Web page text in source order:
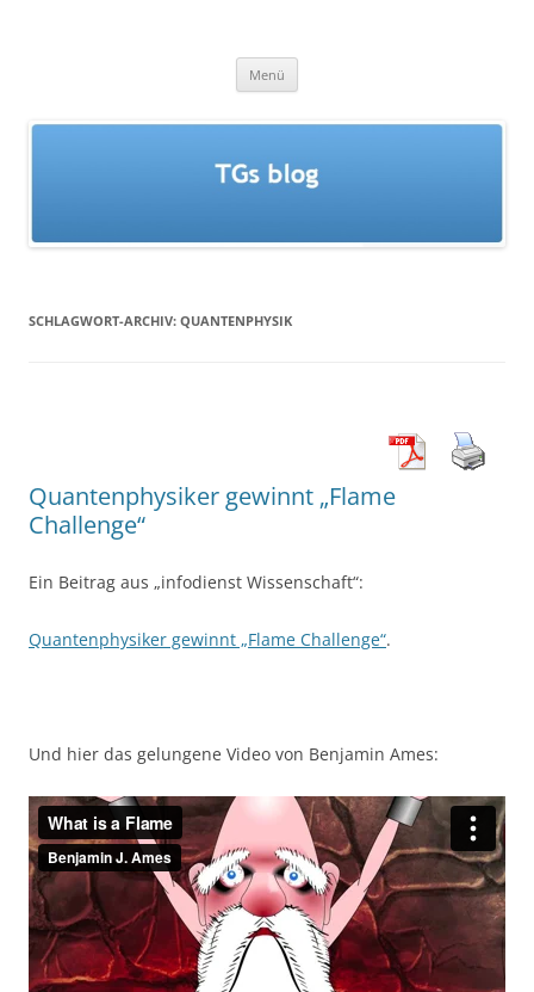
Menü
SCHLAGWORT-ARCHIV: QUANTENPHYSIK
Quantenphysiker gewinnt „Flame
Challenge“
Ein Beitrag aus „infodienst Wissenschaft“:
Quantenphysiker gewinnt „Flame Challenge“.
Und hier das gelungene Video von Benjamin Ames: